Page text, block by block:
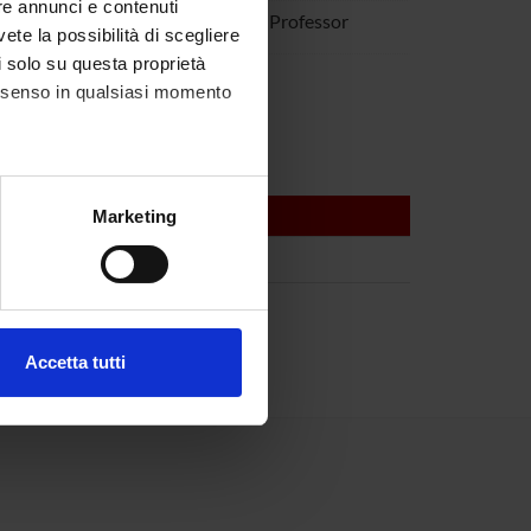
annunci e contenuti
la possibilità di scegliere
su questa proprietà
in qualsiasi momento
metro,Marketing
Accetta tutti
Associate Professor
Zamboni